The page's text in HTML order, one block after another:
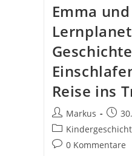
Emma
Reise ins
Beitrags-
Autor:
Markus
Beitrags-
Kategorie:
Beitrags-
0 Kommentare